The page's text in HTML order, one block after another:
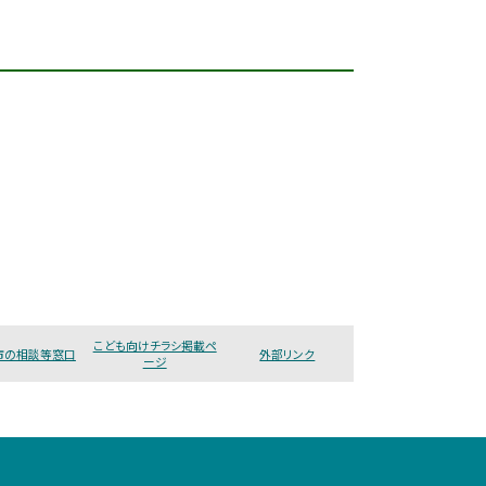
の相談等窓口
こども向けチラシ掲載ペ
ージ
外部リンク